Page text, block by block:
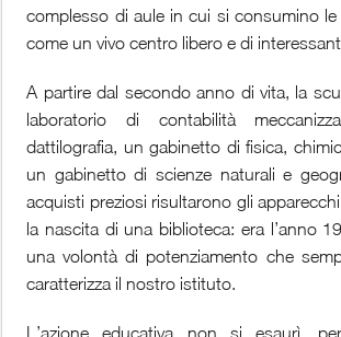
complesso di aule in cui si consumino le
come un vivo centro libero e di
A partire dal secondo anno di vita, la
laboratorio di contabilità
dattilografia, un gabinetto di fisica,
un gabinetto di scienze naturali e
acquisti preziosi risultarono gli
la nascita di una biblioteca: era l’anno
una volontà di potenziamento che
caratterizza il nostro istituto.